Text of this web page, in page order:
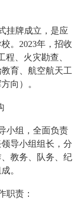
挂牌成立，是应
。2023年，招收
、火灾勘查、
育、航空航天工
向）。
小组，全面负责
导小组组长，分
教务、队务、纪
。
职责：